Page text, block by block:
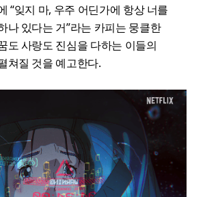
“잊지 마, 우주 어딘가에 항상 너를
나 있다는 거”라는 카피는 뭉클한
도 사랑도 진심을 다하는 이들의
쳐질 것을 예고한다.